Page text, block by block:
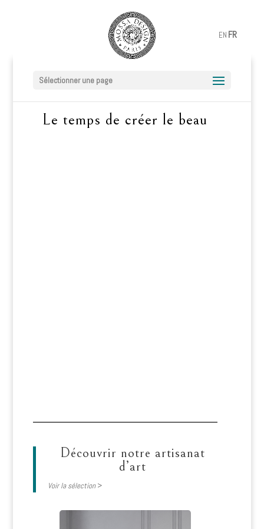
EN FR
Sélectionner une page
Le temps de créer le beau
Découvrir notre artisanat
d’art
Voir la sélection>